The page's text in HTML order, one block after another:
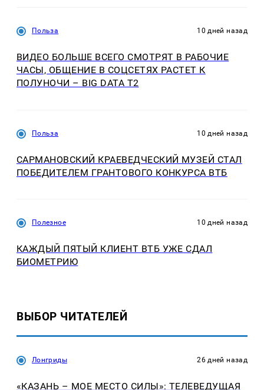
Польза 10 дней назад
ВИДЕО БОЛЬШЕ ВСЕГО СМОТРЯТ В РАБОЧИЕ
ЧАСЫ, ОБЩЕНИЕ В СОЦСЕТЯХ РАСТЕТ К
ПОЛУНОЧИ – BIG DATA T2
Польза 10 дней назад
САРМАНОВСКИЙ КРАЕВЕДЧЕСКИЙ МУЗЕЙ СТАЛ
ПОБЕДИТЕЛЕМ ГРАНТОВОГО КОНКУРСА ВТБ
Полезное 10 дней назад
КАЖДЫЙ ПЯТЫЙ КЛИЕНТ ВТБ УЖЕ СДАЛ
БИОМЕТРИЮ
ВЫБОР ЧИТАТЕЛЕЙ
Лонгриды 26 дней назад
«КАЗАНЬ – МОЕ МЕСТО СИЛЫ»: ТЕЛЕВЕДУЩАЯ